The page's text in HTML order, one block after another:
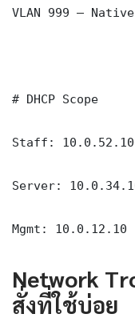
VLAN 999 —
# DHCP Scope
Staff:
Server:
Mgmt:
Network
สั่งที่ใช้บ่อย